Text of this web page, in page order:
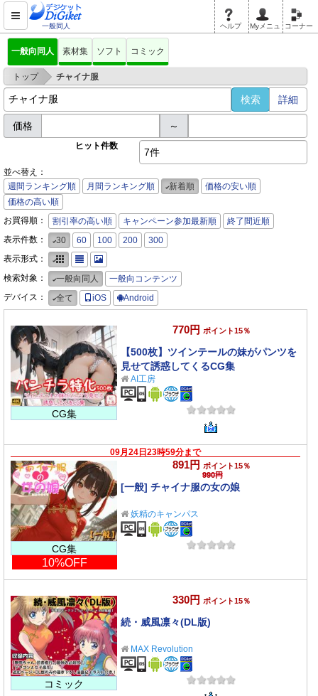
一般同人 ヘルプ Myメニュ コーナー
一般向同人 素材集 ソフト コミック
トップ > チャイナ服
詳細
価格 ～
ヒット件数
7件
並べ替え：
週間ランキング順
月間ランキング順 新着順
価格の安い順
価格の高い順
お買得順：
割引率の高い順 キャンペーン参加最新順
終了間近順
表示件数：
30 60 100 200
300
表示形式：
検索対象：
一般向同人
一般向コンテンツ
デバイス：
全て iOS Android
CG集
770円 ポイント15％
【500枚】ツインテールの妹がパンツを
見せて誘惑してくるCG集
AI工房
09月24日23時59分まで
CG集
10%OFF
891円 ポイント15％
990円
[一般] チャイナ服の女の娘
妖精のキャンパス
コミック
330円 ポイント15％
続・威風凛々(DL版)
MAX Revolution